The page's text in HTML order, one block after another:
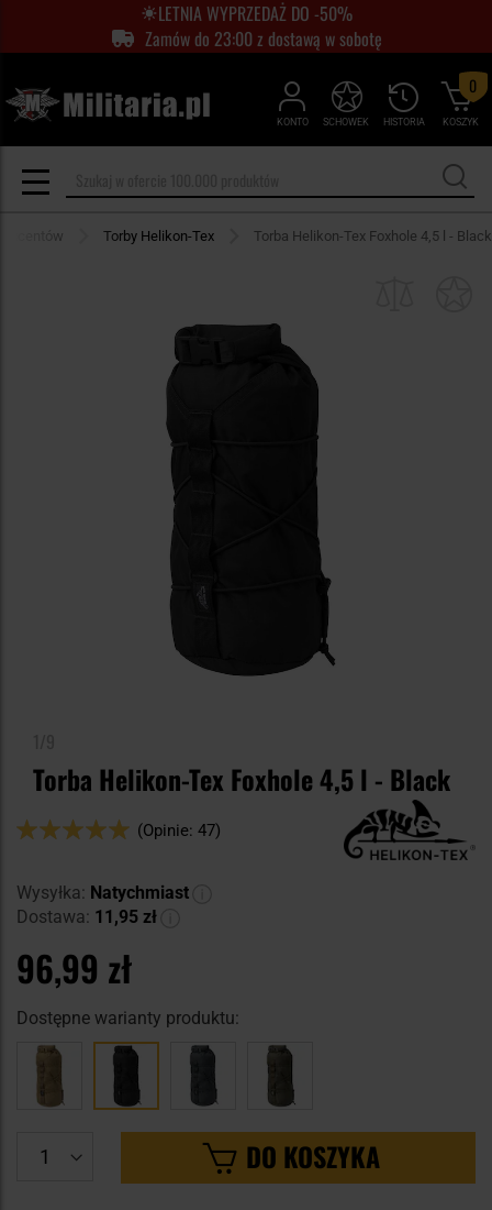
LETNIA WYPRZEDAŻ DO -50%
Zamów do 23:00 z dostawą w sobotę
KONTO HISTORIA
SCHOWEK KOSZYK
0
Torby Helikon-Tex Torba Helikon-Tex Foxhole 4,5 l - Black
Torba Helikon-Tex Foxhole 4,5 l - Black
Ocena:
(Opinie: 47)
Wysyłka: Natychmiast
Dostawa: 11,95 zł
96,99 zł
Dostępne warianty produktu:
DO KOSZYKA